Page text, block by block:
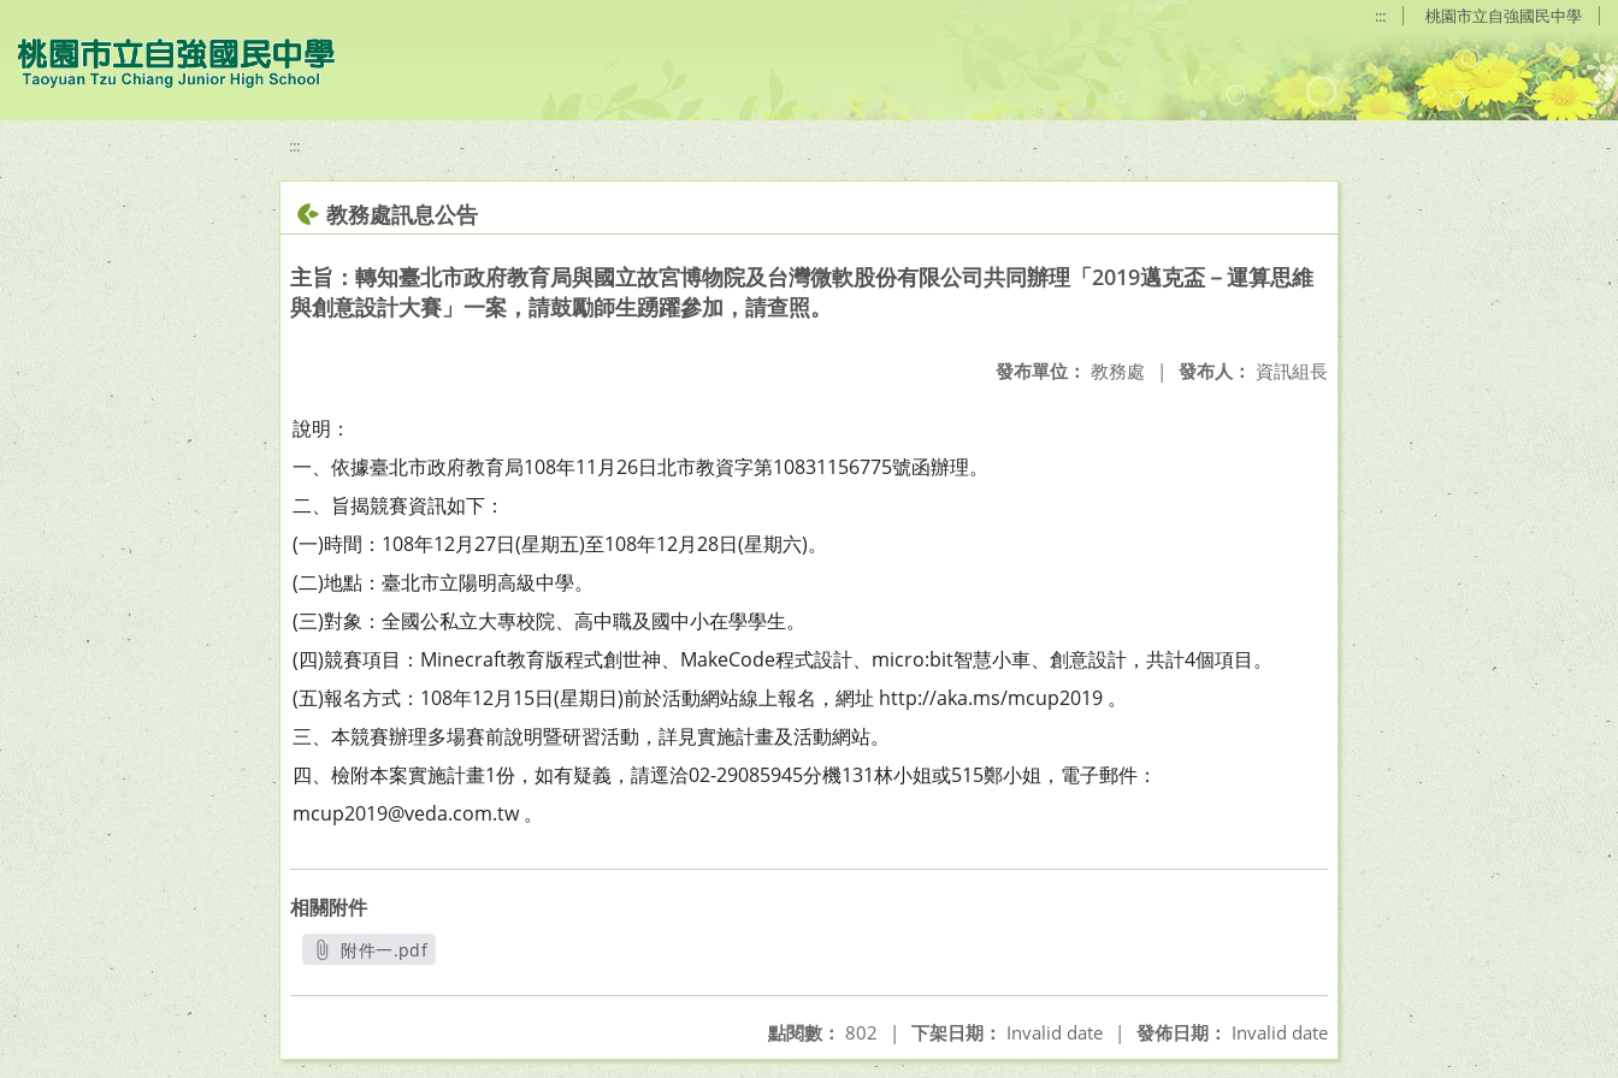
::: 桃園市立自強國民中學
:::
教務處訊息公告
主旨：轉知臺北市政府教育局與國立故宮博物院及台灣微軟股份有限公司共同辦理「2019邁克盃－運算思維
與創意設計大賽」一案，請鼓勵師生踴躍參加，請查照。
發布人： 資訊組長
發布單位： 教務處 |
說明：
一、依據臺北市政府教育局108年11月26日北市教資字第10831156775號函辦理。
二、旨揭競賽資訊如下：
(一)時間：108年12月27日(星期五)至108年12月28日(星期六)。
(二)地點：臺北市立陽明高級中學。
(三)對象：全國公私立大專校院、高中職及國中小在學學生。
(四)競賽項目：Minecraft教育版程式創世神、MakeCode程式設計、micro:bit智慧小車、創意設計，共計4個項目。
(五)報名方式：108年12月15日(星期日)前於活動網站線上報名，網址 http://aka.ms/mcup2019 。
三、本競賽辦理多場賽前說明暨研習活動，詳見實施計畫及活動網站。
四、檢附本案實施計畫1份，如有疑義，請逕洽02-29085945分機131林小姐或515鄭小姐，電子郵件：
mcup2019@veda.com.tw 。
相關附件
附件一.pdf
發佈日期： Invalid date
下架日期： Invalid date |
點閱數： 802 |